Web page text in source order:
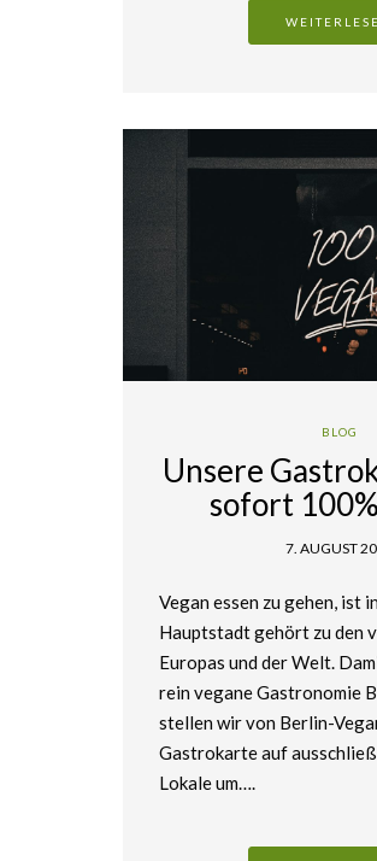
BLOG
Unsere
sofort
7. AUGUST
Vegan essen zu gehen, ist
Hauptstadt gehört zu den
Europas und der Welt.
rein vegane Gastronomie
stellen wir von Berlin-
Gastrokarte auf
Lokale um….